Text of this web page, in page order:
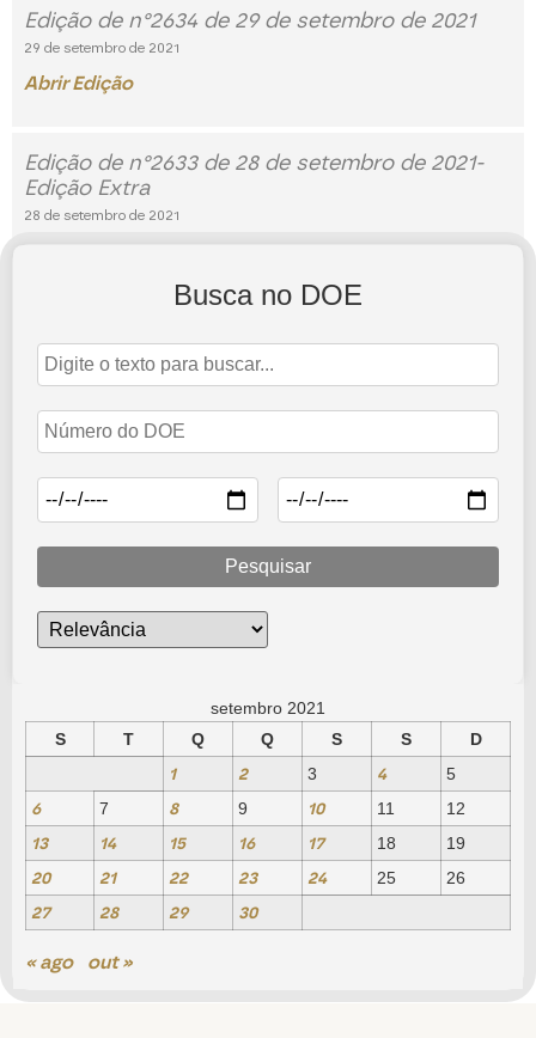
Edição de n°2634 de 29 de setembro de 2021
29 de setembro de 2021
Abrir Edição
Edição de n°2633 de 28 de setembro de 2021-
Edição Extra
28 de setembro de 2021
28 de setembro de 2021
Abrir Edição
1 2 3 … 7
Busca no DOE
Pesquisar
setembro 2021
S
T Q Q S S D
1 2 3 4 5
6 7 8 9 10 11 12
13 14 15 16 17 18 19
20 21 22 23 24 25 26
27 28 29 30
« ago out »